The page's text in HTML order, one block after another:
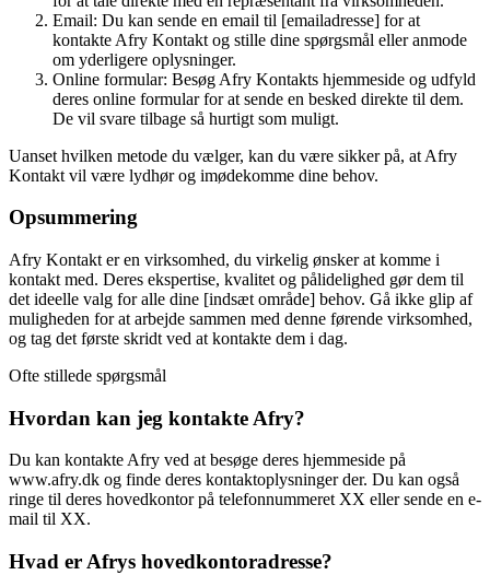
Email: Du kan sende en email til [emailadresse] for at
kontakte Afry Kontakt og stille dine spørgsmål eller anmode
om yderligere oplysninger.
Online formular: Besøg Afry Kontakts hjemmeside og udfyld
deres online formular for at sende en besked direkte til dem.
De vil svare tilbage så hurtigt som muligt.
Uanset hvilken metode du vælger, kan du være sikker på, at Afry
Kontakt vil være lydhør og imødekomme dine behov.
Opsummering
Afry Kontakt er en virksomhed, du virkelig ønsker at komme i
kontakt med. Deres ekspertise, kvalitet og pålidelighed gør dem til
det ideelle valg for alle dine [indsæt område] behov. Gå ikke glip af
muligheden for at arbejde sammen med denne førende virksomhed,
og tag det første skridt ved at kontakte dem i dag.
Ofte stillede spørgsmål
Hvordan kan jeg kontakte Afry?
Du kan kontakte Afry ved at besøge deres hjemmeside på
www.afry.dk og finde deres kontaktoplysninger der. Du kan også
ringe til deres hovedkontor på telefonnummeret XX eller sende en e-
mail til XX.
Hvad er Afrys hovedkontoradresse?